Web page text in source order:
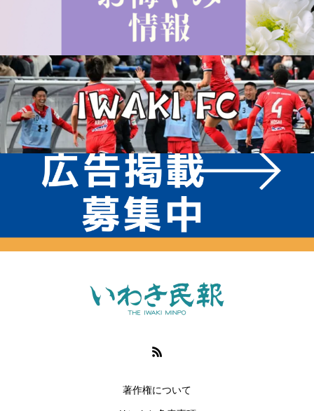
著作権について